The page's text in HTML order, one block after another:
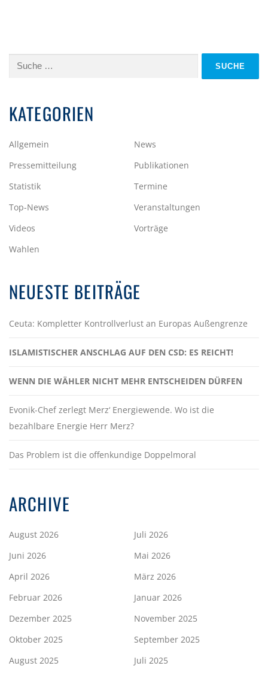
Suche
KATEGORIEN
Allgemein
News
Pressemitteilung
Publikationen
Statistik
Termine
Top-News
Veranstaltungen
Videos
Vorträge
Wahlen
NEUESTE BEITRÄGE
Ceuta: Kompletter Kontrollverlust an Europas Außengrenze
ISLAMISTISCHER ANSCHLAG AUF DEN CSD: ES REICHT!
WENN DIE WÄHLER NICHT MEHR ENTSCHEIDEN DÜRFEN
Evonik-Chef zerlegt Merz‘ Energiewende. Wo ist die
bezahlbare Energie Herr Merz?
Das Problem ist die offenkundige Doppelmoral
ARCHIVE
August 2026
Juli 2026
Juni 2026
Mai 2026
April 2026
März 2026
Februar 2026
Januar 2026
Dezember 2025
November 2025
Oktober 2025
September 2025
August 2025
Juli 2025